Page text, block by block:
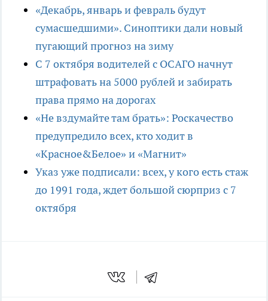
«Декабрь, январь и февраль будут
сумасшедшими». Синоптики дали новый
пугающий прогноз на зиму
С 7 октября водителей с ОСАГО начнут
штрафовать на 5000 рублей и забирать
права прямо на дорогах
«Не вздумайте там брать»: Роскачество
предупредило всех, кто ходит в
«Красное&Белое» и «Магнит»
Указ уже подписали: всех, у кого есть стаж
до 1991 года, ждет большой сюрприз с 7
октября